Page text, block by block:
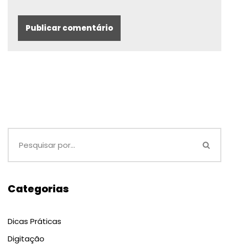
Categorias
Dicas Práticas
Digitação